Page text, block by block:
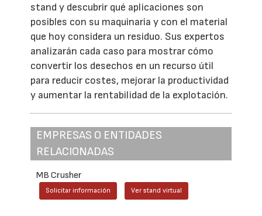
stand y descubrir qué aplicaciones son
posibles con su maquinaria y con el material
que hoy considera un residuo. Sus expertos
analizarán cada caso para mostrar cómo
convertir los desechos en un recurso útil
para reducir costes, mejorar la productividad
y aumentar la rentabilidad de la explotación.
EMPRESAS O ENTIDADES
RELACIONADAS
MB Crusher
Solicitar información Ver stand virtual